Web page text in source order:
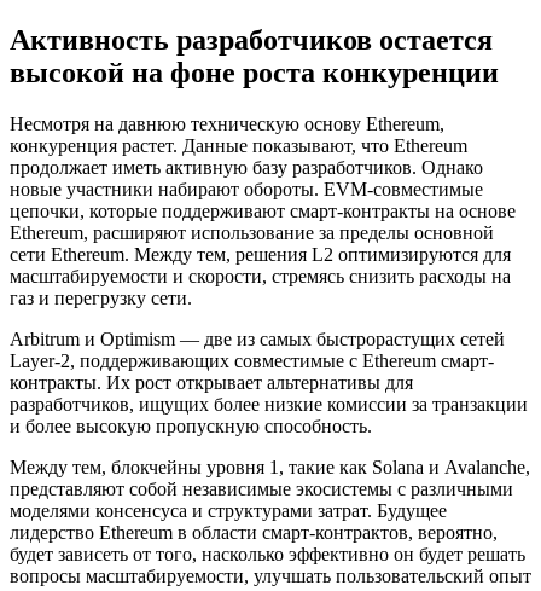
Активность разработчиков остается
высокой на фоне роста конкуренции
Несмотря на давнюю техническую основу Ethereum,
конкуренция растет. Данные показывают, что Ethereum
продолжает иметь активную базу разработчиков. Однако
новые участники набирают обороты. EVM-совместимые
цепочки, которые поддерживают смарт-контракты на основе
Ethereum, расширяют использование за пределы основной
сети Ethereum. Между тем, решения L2 оптимизируются для
масштабируемости и скорости, стремясь снизить расходы на
газ и перегрузку сети.
Arbitrum и Optimism — две из самых быстрорастущих сетей
Layer-2, поддерживающих совместимые с Ethereum смарт-
контракты. Их рост открывает альтернативы для
разработчиков, ищущих более низкие комиссии за транзакции
и более высокую пропускную способность.
Между тем, блокчейны уровня 1, такие как Solana и Avalanche,
представляют собой независимые экосистемы с различными
моделями консенсуса и структурами затрат. Будущее
лидерство Ethereum в области смарт-контрактов, вероятно,
будет зависеть от того, насколько эффективно он будет решать
вопросы масштабируемости, улучшать пользовательский опыт